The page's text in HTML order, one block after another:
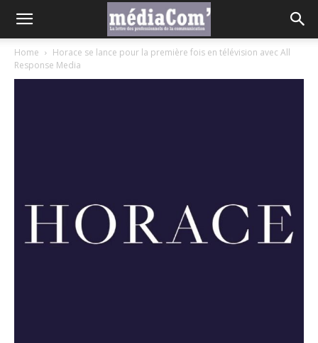
Home
Horace se lance pour la première fois en télévision avec All
Response Media